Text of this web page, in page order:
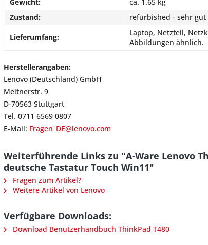
Zustand:
refurbished - sehr gut
Lieferumfang:
Laptop, Netzteil,
Abbildungen ähnlich.
Herstellerangaben:
Lenovo (Deutschland) GmbH
Meitnerstr. 9
D-70563 Stuttgart
Tel. 0711 6569 0807
E-Mail: Fragen_DE@lenovo.com
Weiterführende Links zu "A-Ware Lenovo
deutsche Tastatur Touch Win11"
Fragen zum Artikel?
Weitere Artikel von Lenovo
Verfügbare Downloads:
Download Benutzerhandbuch ThinkPad T480